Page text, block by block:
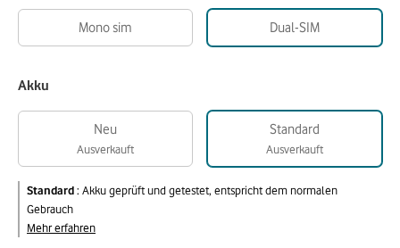
Mono sim Dual-SIM
Akku
Neu
Ausverkauft
Standard
Ausverkauft
Standard: Akku geprüft und getestet, entspricht dem normalen
Gebrauch
Mehr erfahren